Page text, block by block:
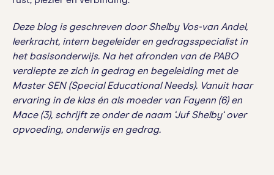
Deze blog is geschreven door Shelby Vos-van Andel,
leerkracht, intern begeleider en gedragsspecialist in
het basisonderwijs. Na het afronden van de PABO
verdiepte ze zich in gedrag en begeleiding met de
Master SEN (Special Educational Needs). Vanuit haar
ervaring in de klas én als moeder van Fayenn (6) en
Mace (3), schrijft ze onder de naam ‘Juf Shelby‘ over
opvoeding, onderwijs en gedrag.